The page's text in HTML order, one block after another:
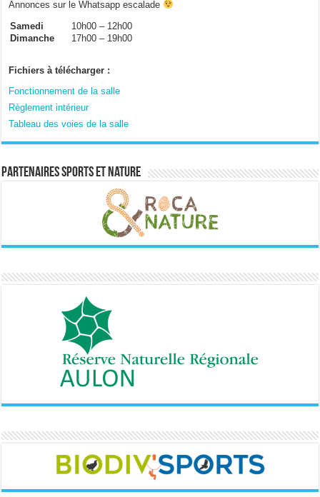
Annonces sur le Whatsapp escalade
Samedi
10h00 – 12h00
Dimanche
17h00 – 19h00
Fichiers à télécharger :
Fonctionnement de la salle
Règlement intérieur
Tableau des voies de la salle
Partenaires sports et nature